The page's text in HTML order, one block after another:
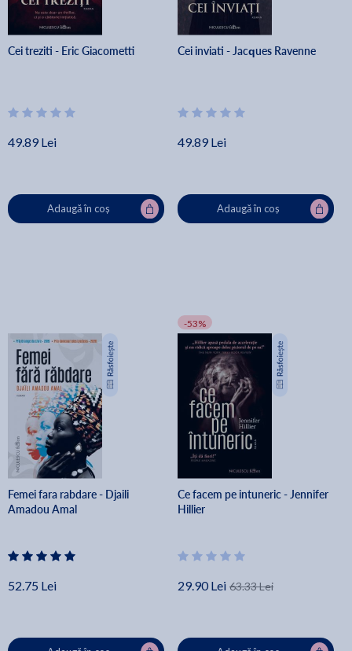
Cei treziti - Eric Giacometti
49.89 Lei
Adaugă în coș
Cei inviati - Jacques Ravenne
49.89 Lei
Adaugă în coș
Femei fara rabdare - Djaili
Amadou Amal
52.75 Lei
-53%
Ce facem pe intuneric - Jennifer
Hillier
29.90 Lei 63.33 Lei